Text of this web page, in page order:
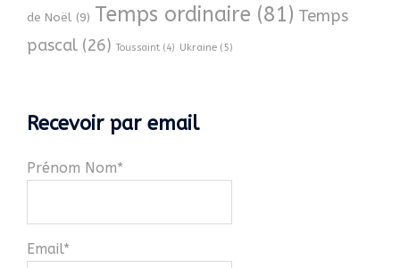
de Noël (9) Temps ordinaire (81) Temps
pascal (26) Toussaint (4) Ukraine (5)
Recevoir par email
Prénom Nom*
Email*